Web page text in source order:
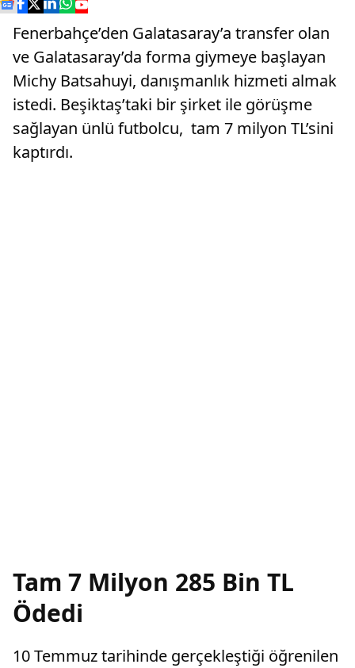
Fenerbahçe’den Galatasaray’a transfer olan
ve Galatasaray’da forma giymeye başlayan
Michy Batsahuyi, danışmanlık hizmeti almak
istedi. Beşiktaş’taki bir şirket ile görüşme
sağlayan ünlü futbolcu, tam 7 milyon TL’sini
kaptırdı.
Tam 7 Milyon 285 Bin TL
Ödedi
10 Temmuz tarihinde gerçekleştiği öğrenilen